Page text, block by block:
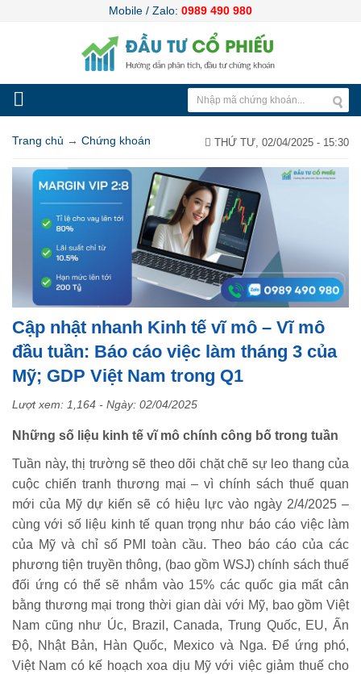
Mobile / Zalo: 0989 490 980
Trang chủ → Chứng khoán THỨ TƯ, 02/04/2025 - 15:30
Cập nhật nhanh Kinh tế vĩ mô – Vĩ mô
đầu tuần: Báo cáo việc làm tháng 3 của
Mỹ; GDP Việt Nam trong Q1
Lượt xem: 1,164 - Ngày: 02/04/2025
Những số liệu kinh tế vĩ mô chính công bố trong tuần
Tuần này, thị trường sẽ theo dõi chặt chẽ sự leo thang của
cuộc chiến tranh thương mại – vì chính sách thuế quan
mới của Mỹ dự kiến sẽ có hiệu lực vào ngày 2/4/2025 –
cùng với số liệu kinh tế quan trọng như báo cáo việc làm
của Mỹ và chỉ số PMI toàn cầu. Theo báo cáo của các
phương tiện truyền thông, (bao gồm WSJ) chính sách thuế
đối ứng có thể sẽ nhắm vào 15% các quốc gia mất cân
bằng thương mại trong thời gian dài với Mỹ, bao gồm Việt
Nam cũng như Úc, Brazil, Canada, Trung Quốc, EU, Ấn
Độ, Nhật Bản, Hàn Quốc, Mexico và Nga. Để ứng phó,
Việt Nam có kế hoạch xoa dịu Mỹ với việc giảm thuế cho